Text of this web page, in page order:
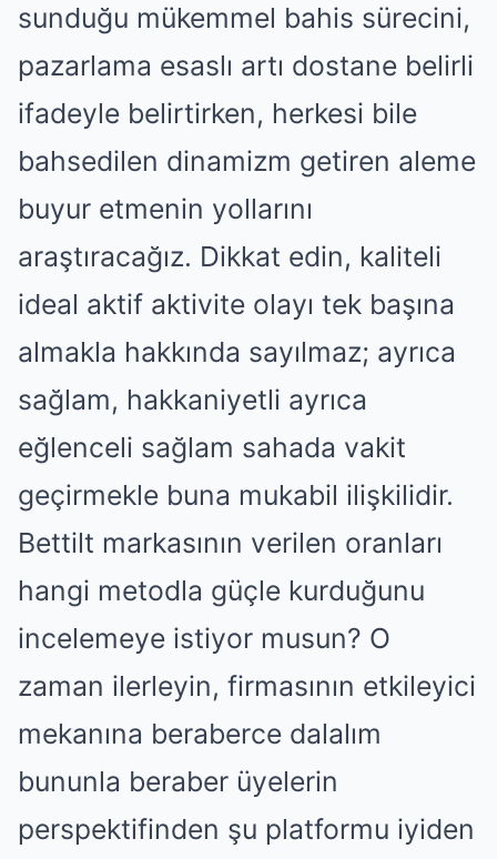
sunduğu mükemmel bahis sürecini,
pazarlama esaslı artı dostane belirli
ifadeyle belirtirken, herkesi bile
bahsedilen dinamizm getiren aleme
buyur etmenin yollarını
araştıracağız. Dikkat edin, kaliteli
ideal aktif aktivite olayı tek başına
almakla hakkında sayılmaz; ayrıca
sağlam, hakkaniyetli ayrıca
eğlenceli sağlam sahada vakit
geçirmekle buna mukabil ilişkilidir.
Bettilt markasının verilen oranları
hangi metodla güçle kurduğunu
incelemeye istiyor musun? O
zaman ilerleyin, firmasının etkileyici
mekanına beraberce dalalım
bununla beraber üyelerin
perspektifinden şu platformu iyiden